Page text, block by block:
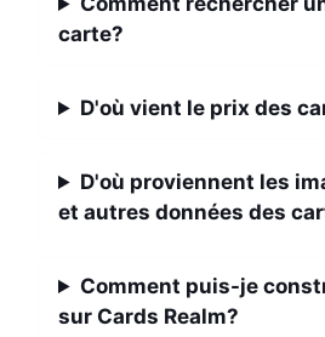
carte?
D'où vient le prix des
D'où proviennent les
et autres données des
Comment puis-je
sur Cards Realm?